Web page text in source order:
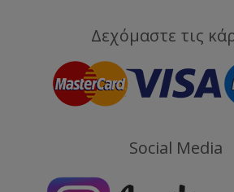
Δεχόμαστε τις
Social Media